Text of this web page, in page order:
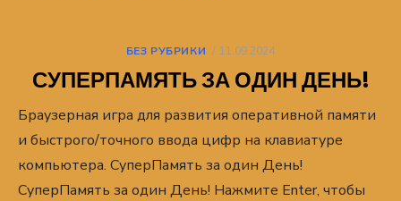
БЕЗ РУБРИКИ
POSTED
11.09.2024
СУПЕРПАМЯТЬ ЗА ОДИН ДЕНЬ!
Браузерная игра для развития оперативной памяти
и быстрого/точного ввода цифр на клавиатуре
компьютера. СуперПамять за один День!
СуперПамять за один День! Нажмите Enter, чтобы